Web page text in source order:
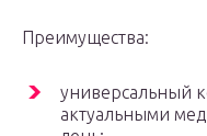
Преимущества:
универсальный
актуальными